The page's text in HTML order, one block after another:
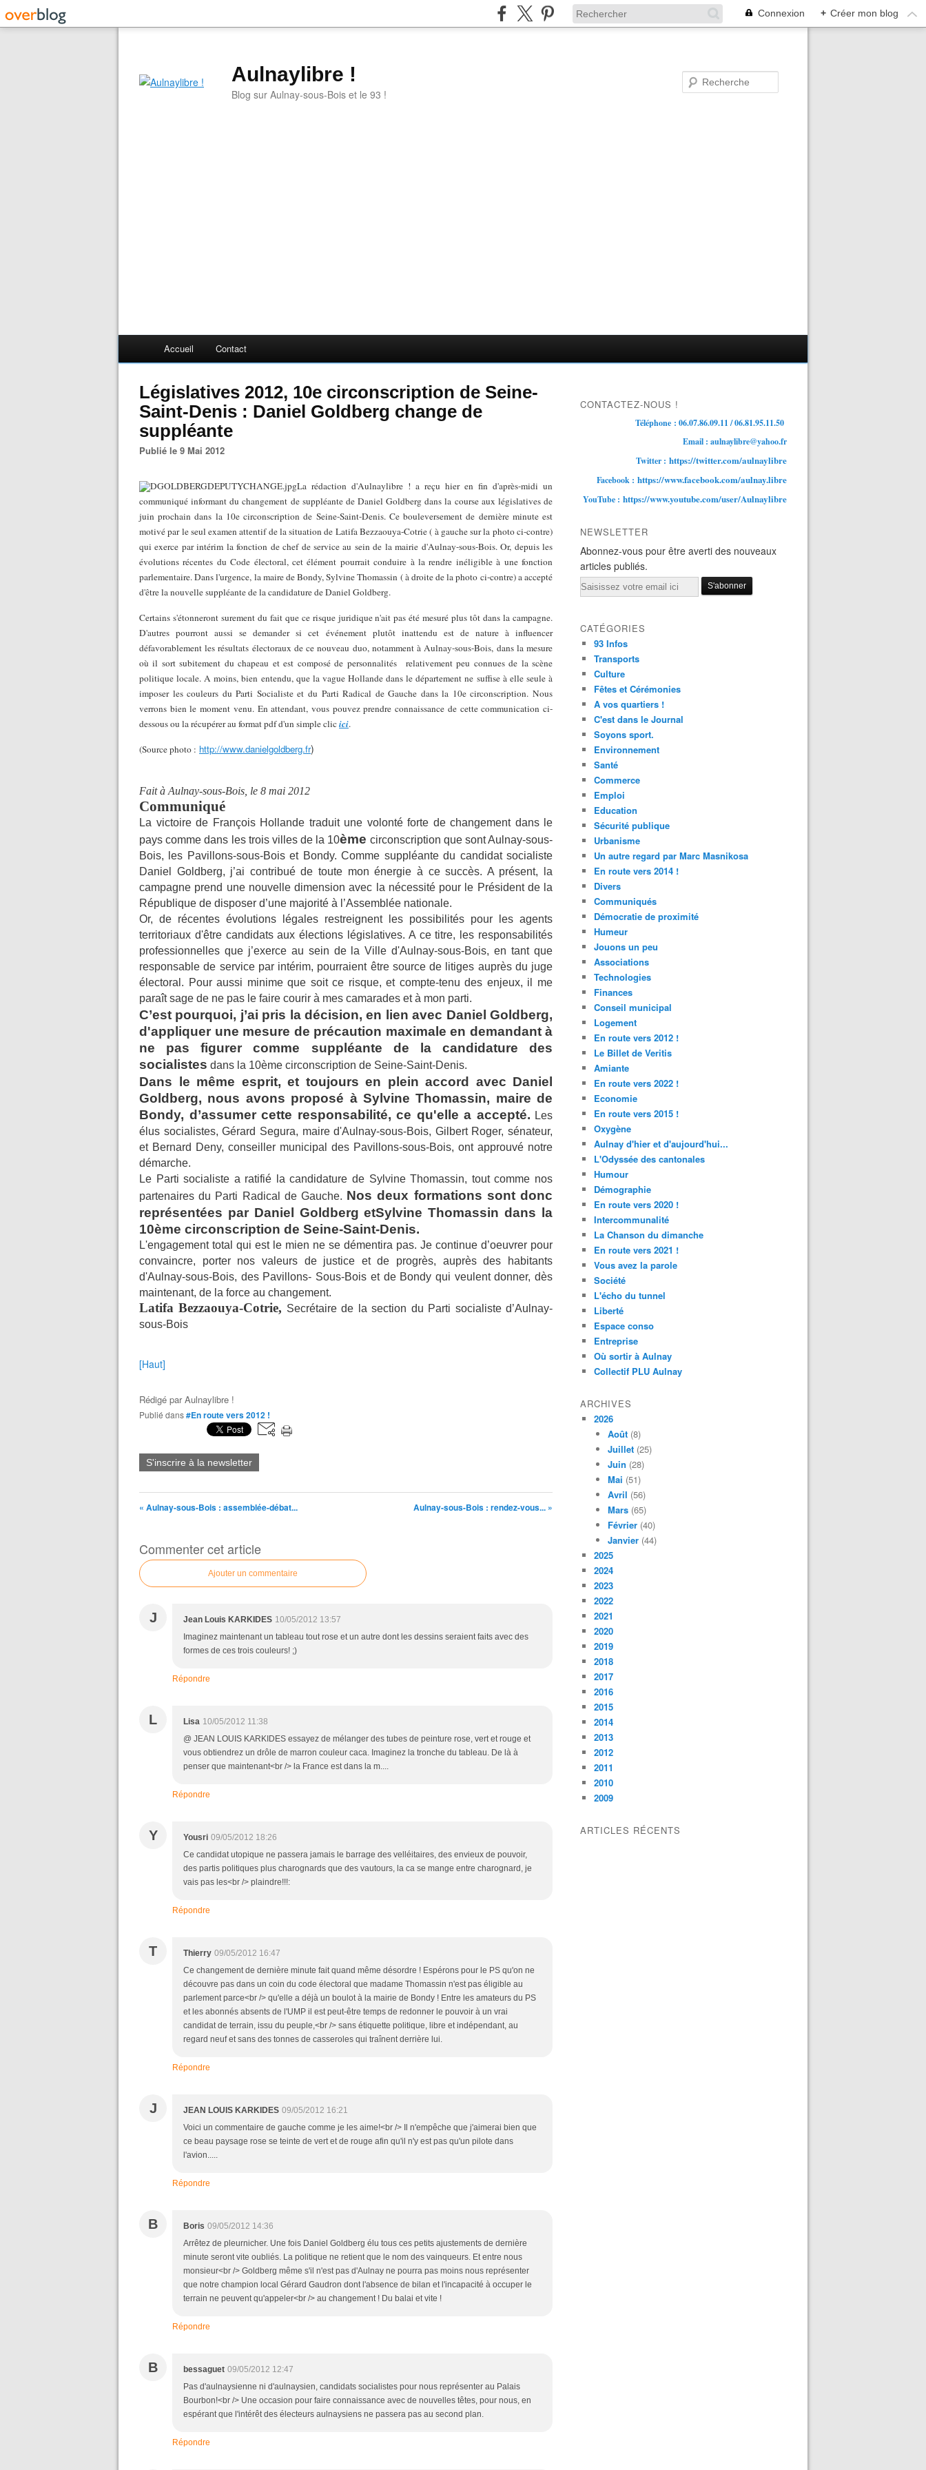
Connexion + Créer mon blog
Aulnaylibre !
Blog sur Aulnay-sous-Bois et le 93 !
Accueil Contact
Législatives 2012, 10e circonscription de Seine-
Saint-Denis : Daniel Goldberg change de
suppléante
Publié le 9 Mai 2012
La rédaction d'Aulnaylibre ! a reçu hier en fin d'après-midi un
communiqué informant du changement de suppléante de Daniel Goldberg dans la course aux législatives de
juin prochain dans la 10e circonscription de Seine-Saint-Denis. Ce bouleversement de dernière minute est
motivé par le seul examen attentif de la situation de Latifa Bezzaouya-Cotrie ( à gauche sur la photo ci-contre)
qui exerce par intérim la fonction de chef de service au sein de la mairie d'Aulnay-sous-Bois. Or, depuis les
évolutions récentes du Code électoral, cet élément pourrait conduire à la rendre inéligible à une fonction
parlementaire. Dans l'urgence, la maire de Bondy, Sylvine Thomassin ( à droite de la photo ci-contre) a accepté
d'être la nouvelle suppléante de la candidature de Daniel Goldberg.
Certains s'étonneront surement du fait que ce risque juridique n'ait pas été mesuré plus tôt dans la campagne.
D'autres pourront aussi se demander si cet événement plutôt inattendu est de nature à influencer
défavorablement les résultats électoraux de ce nouveau duo, notamment à Aulnay-sous-Bois, dans la mesure
où il sort subitement du chapeau et est composé de personnalités
relativement peu connues de la scène
politique locale. A moins, bien entendu, que la vague Hollande dans le département ne suffise à elle seule à
imposer les couleurs du Parti Socialiste et du Parti Radical de Gauche dans la 10e circonscription. Nous
verrons bien le moment venu. En attendant, vous pouvez prendre connaissance de cette communication ci-
dessous ou la récupérer au format pdf d'un simple clicici.
(Source photo : http://www.danielgoldberg.fr)
Fait à Aulnay-sous-Bois, le 8 mai 2012
Communiqué
La victoire de François Hollande traduit une volonté forte de changement dans le
pays comme dans les trois villes de la 10ème circonscription que sont Aulnay-sous-
Bois, les Pavillons-sous-Bois et Bondy. Comme suppléante du candidat socialiste
Daniel Goldberg, j’ai contribué de toute mon énergie à ce succès. A présent, la
campagne prend une nouvelle dimension avec la nécessité pour le Président de la
République de disposer d’une majorité à l’Assemblée nationale.
Or, de récentes évolutions légales restreignent les possibilités pour les agents
territoriaux d'être candidats aux élections législatives. A ce titre, les responsabilités
professionnelles que j’exerce au sein de la Ville d'Aulnay-sous-Bois, en tant que
responsable de service par intérim, pourraient être source de litiges auprès du juge
électoral. Pour aussi minime que soit ce risque, et compte-tenu des enjeux, il me
paraît sage de ne pas le faire courir à mes camarades et à mon parti.
C’est pourquoi, j’ai pris la décision, en lien avec Daniel Goldberg,
d'appliquer une mesure de précaution maximale en demandant à
ne pas figurer comme suppléante de la candidature des
socialistes dans la 10ème circonscription de Seine-Saint-Denis.
Dans le même esprit, et toujours en plein accord avec Daniel
Goldberg, nous avons proposé à Sylvine Thomassin, maire de
Bondy, d’assumer cette responsabilité, ce qu'elle a accepté. Les
élus socialistes, Gérard Segura, maire d'Aulnay-sous-Bois, Gilbert Roger, sénateur,
et Bernard Deny, conseiller municipal des Pavillons-sous-Bois, ont approuvé notre
démarche.
Le Parti socialiste a ratifié la candidature de Sylvine Thomassin, tout comme nos
partenaires du Parti Radical de Gauche. Nos deux formations sont donc
représentées par Daniel Goldberg etSylvine Thomassin dans la
10ème circonscription de Seine-Saint-Denis.
L'engagement total qui est le mien ne se démentira pas. Je continue d’oeuvrer pour
convaincre, porter nos valeurs de justice et de progrès, auprès des habitants
d'Aulnay-sous-Bois, des Pavillons- Sous-Bois et de Bondy qui veulent donner, dès
maintenant, de la force au changement.
Latifa Bezzaouya-Cotrie, Secrétaire de la section du Parti socialiste d’Aulnay-
sous-Bois
[Haut]
Rédigé parAulnaylibre !
Publié dans#En route vers 2012 !
S'inscrire à la newsletter
« Aulnay-sous-Bois : assemblée-débat... Aulnay-sous-Bois : rendez-vous... »
Commenter cet article
Ajouter un commentaire
J Jean Louis KARKIDES 10/05/2012 13:57
Imaginez maintenant un tableau tout rose et un autre dont les dessins seraient faits avec des
formes de ces trois couleurs! ;)
Répondre
L Lisa 10/05/2012 11:38
@ JEAN LOUIS KARKIDES essayez de mélanger des tubes de peinture rose, vert et rouge et
vous obtiendrez un drôle de marron couleur caca. Imaginez la tronche du tableau. De là à
penser que maintenant<br /> la France est dans la m....
Répondre
Y Yousri 09/05/2012 18:26
Ce candidat utopique ne passera jamais le barrage des velléitaires, des envieux de pouvoir,
des partis politiques plus charognards que des vautours, la ca se mange entre charognard, je
vais pas les<br /> plaindre!!!:
Répondre
T Thierry 09/05/2012 16:47
Ce changement de dernière minute fait quand même désordre ! Espérons pour le PS qu'on ne
découvre pas dans un coin du code électoral que madame Thomassin n'est pas éligible au
parlement parce<br /> qu'elle a déjà un boulot à la mairie de Bondy ! Entre les amateurs du PS
et les abonnés absents de l'UMP il est peut-être temps de redonner le pouvoir à un vrai
candidat de terrain, issu du peuple,<br /> sans étiquette politique, libre et indépendant, au
regard neuf et sans des tonnes de casseroles qui traînent derrière lui.
Répondre
J JEAN LOUIS KARKIDES 09/05/2012 16:21
Voici un commentaire de gauche comme je les aime!<br /> Il n'empêche que j'aimerai bien que
ce beau paysage rose se teinte de vert et de rouge afin qu'il n'y est pas qu'un pilote dans
l'avion.....
Répondre
B Boris 09/05/2012 14:36
Arrêtez de pleurnicher. Une fois Daniel Goldberg élu tous ces petits ajustements de dernière
minute seront vite oubliés. La politique ne retient que le nom des vainqueurs. Et entre nous
monsieur<br /> Goldberg même s'il n'est pas d'Aulnay ne pourra pas moins nous représenter
que notre champion local Gérard Gaudron dont l'absence de bilan et l'incapacité à occuper le
terrain ne peuvent qu'appeler<br /> au changement ! Du balai et vite !
Répondre
B bessaguet 09/05/2012 12:47
Pas d'aulnaysienne ni d'aulnaysien, candidats socialistes pour nous représenter au Palais
Bourbon!<br /> Une occasion pour faire connaissance avec de nouvelles têtes, pour nous, en
espérant que l'intérêt des électeurs aulnaysiens ne passera pas au second plan.
Répondre
CONTACTEZ-NOUS !
Téléphone : 06.07.86.09.11 / 06.81.95.11.50
Email : aulnaylibre@yahoo.fr
Twitter : https://twitter.com/aulnaylibre
Facebook : https://www.facebook.com/aulnay.libre
YouTube : https://www.youtube.com/user/Aulnaylibre
NEWSLETTER
Abonnez-vous pour être averti des nouveaux
articles publiés.
Email
CATÉGORIES
93 Infos
Transports
Culture
Fêtes et Cérémonies
A vos quartiers !
C'est dans le Journal
Soyons sport.
Environnement
Santé
Commerce
Emploi
Education
Sécurité publique
Urbanisme
Un autre regard par Marc Masnikosa
En route vers 2014 !
Divers
Communiqués
Démocratie de proximité
Humeur
Jouons un peu
Associations
Technologies
Finances
Conseil municipal
Logement
En route vers 2012 !
Le Billet de Veritis
Amiante
En route vers 2022 !
Economie
En route vers 2015 !
Oxygène
Aulnay d'hier et d'aujourd'hui...
L'Odyssée des cantonales
Humour
Démographie
En route vers 2020 !
Intercommunalité
La Chanson du dimanche
En route vers 2021 !
Vous avez la parole
Société
L'écho du tunnel
Liberté
Espace conso
Entreprise
Où sortir à Aulnay
Collectif PLU Aulnay
ARCHIVES
2026
Août (8)
Juillet (25)
Juin (28)
Mai (51)
Avril (56)
Mars (65)
Février (40)
Janvier (44)
2025
2024
2023
2022
2021
2020
2019
2018
2017
2016
2015
2014
2013
2012
2011
2010
2009
ARTICLES RÉCENTS